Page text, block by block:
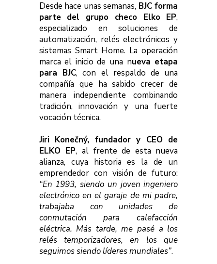
Desde hace unas semanas, BJC forma
parte del grupo checo Elko EP,
especializado en soluciones de
automatización, relés electrónicos y
sistemas Smart Home. La operación
marca el inicio de una nueva etapa
para BJC, con el respaldo de una
compañía que ha sabido crecer de
manera independiente combinando
tradición, innovación y una fuerte
vocación técnica.
Jiri Konečný, fundador y CEO de
ELKO EP, al frente de esta nueva
alianza, cuya historia es la de un
emprendedor con visión de futuro:
“En 1993, siendo un joven ingeniero
electrónico en el garaje de mi padre,
trabajaba con unidades de
conmutación para calefacción
eléctrica. Más tarde, me pasé a los
relés temporizadores, en los que
seguimos siendo líderes mundiales”.